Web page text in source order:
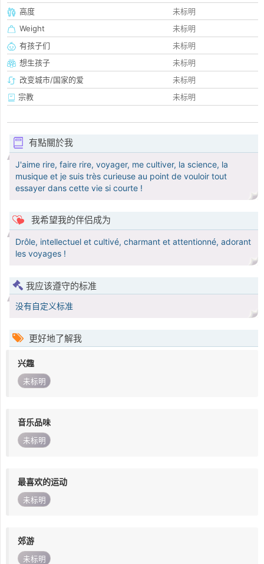
高度
未标明
Weight
未标明
有孩子们
未标明
想生孩子
未标明
改变城市/国家的爱
未标明
宗教
未标明
有點關於我
J'aime rire, faire rire, voyager, me cultiver, la science, la
musique et je suis très curieuse au point de vouloir tout
essayer dans cette vie si courte !
我希望我的伴侣成为
Drôle, intellectuel et cultivé, charmant et attentionné, adorant
les voyages !
我应该遵守的标准
没有自定义标准
更好地了解我
兴趣
未标明
音乐品味
未标明
最喜欢的运动
未标明
郊游
未标明